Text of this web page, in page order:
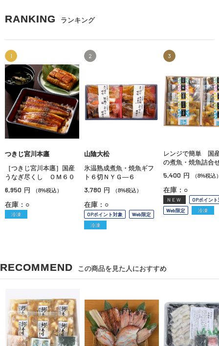
RANKING ランキング
1
つきじ宮川本廛
［つきじ宮川本廛］国産
うなぎ尽くし ＯＭ６０
6,950 円 （8%税込）
在庫：○
冷凍
2
山陰大松
氷温熟成煮魚・焼魚ギフ
ト６切ＮＹＧ—６
3,780 円 （8%税込）
在庫：○
OPポイント対象
Web限定
冷凍
3
レンジで簡単 国
の煮魚・焼魚詰合
5,400 円 （8%税込
在庫：○
NEW
OPポイン
Web限定
冷凍
RECOMMEND この商品を見た人におすすめ